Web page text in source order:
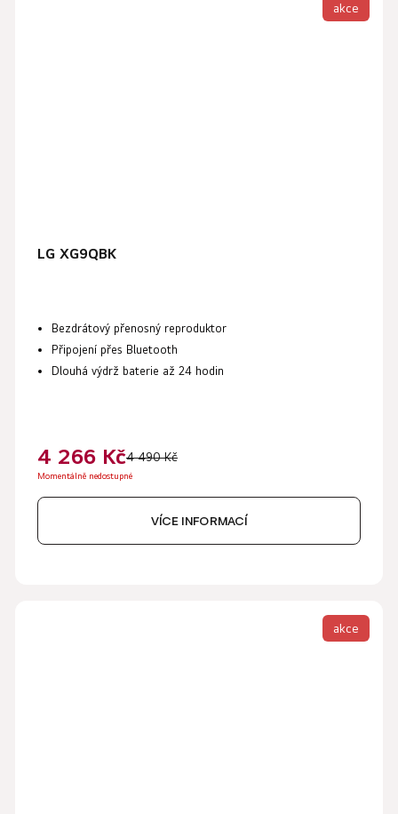
akce
LG XG9QBK
Bezdrátový přenosný reproduktor
Připojení přes Bluetooth
Dlouhá výdrž baterie až 24 hodin
4 266 Kč4 490 Kč
Momentálně nedostupné
VÍCE INFORMACÍ
akce